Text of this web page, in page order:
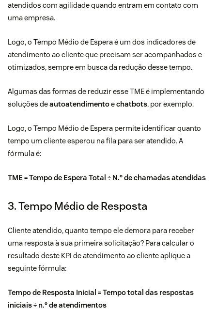
atendidos com agilidade quando entram em contato com
uma empresa.
Logo, o Tempo Médio de Espera é um dos indicadores de
atendimento ao cliente que precisam ser acompanhados e
otimizados, sempre em busca da redução desse tempo.
Algumas das formas de reduzir esse TME é implementando
soluções deautoatendimentoechatbots, por exemplo.
Logo, o Tempo Médio de Espera permite identificar quanto
tempo um cliente esperou na fila para ser atendido. A
fórmula é:
TME = Tempo de Espera Total ÷ N.º de chamadas atendidas
3. Tempo Médio de Resposta
Cliente atendido, quanto tempo ele demora para receber
uma resposta à sua primeira solicitação? Para calcular o
resultado deste KPI de atendimento ao cliente aplique a
seguinte fórmula:
Tempo de Resposta Inicial = Tempo total das respostas
iniciais ÷ n.º de atendimentos